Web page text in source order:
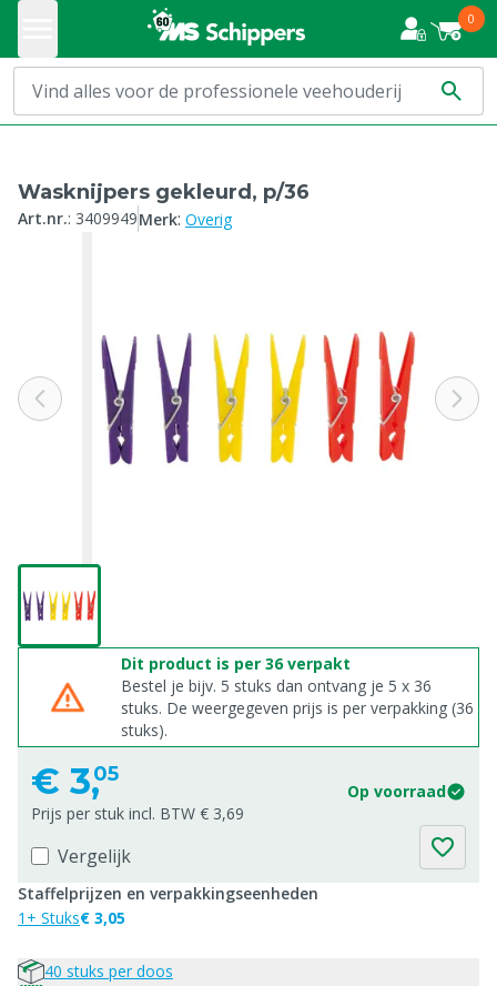
0
Wasknijpers gekleurd, p/36
Art.nr.: 3409949Merk: Overig
Dit product is per 36 verpakt
Bestel je bijv. 5 stuks dan ontvang je 5 x 36
stuks. De weergegeven prijs is per verpakking (36
stuks).
€ 3,05
Op voorraad
Prijs per stuk incl. BTW € 3,69
Vergelijk
Staffelprijzen en verpakkingseenheden
1+ Stuks€ 3,05
40 stuks per doos